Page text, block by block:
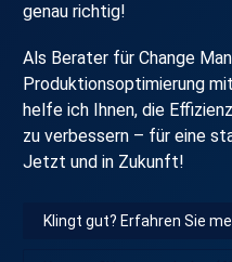
genau richtig!
Als Berater für Change
Produktionsoptimierung
helfe ich Ihnen, die
zu verbessern – für eine
Jetzt und in Zukunft!
Klingt gut? Erfahren Sie